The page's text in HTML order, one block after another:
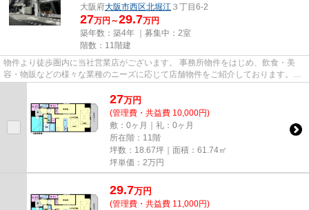
大阪府大阪市西区北堀江 ３丁目6-2
27万円～29.7万円
築年数：築4年 ｜募集中： 2室
階数：11階建
物件より徒歩圏内に当社営業店がございます。 事務所物件をはじめ、飲食・美
容・物販などの様々な業種のニーズに応じて店舗物件をご紹介しております。
尚、弊社ではおとり広告は一切...
27万円
(管理費・共益費 10,000円)
敷：0ヶ月｜礼：0ヶ月
所在階：11階
坪数：18.67坪｜面積：61.74㎡
坪単価： 2万円
29.7万円
(管理費・共益費 11,000円)